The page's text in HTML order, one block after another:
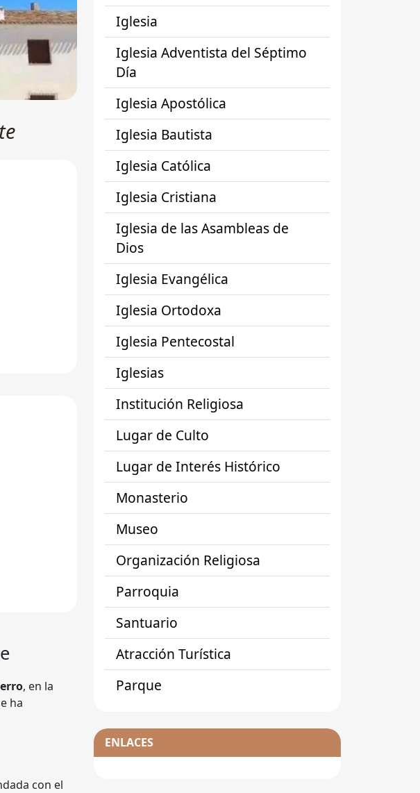
, en la
ha
con el
Iglesia
Iglesia Adventista del Séptimo
Día
Iglesia Apostólica
Iglesia Bautista
Iglesia Católica
Iglesia Cristiana
Iglesia de las Asambleas de
Dios
Iglesia Evangélica
Iglesia Ortodoxa
Iglesia Pentecostal
Iglesias
Institución Religiosa
Lugar de Culto
Lugar de Interés Histórico
Monasterio
Museo
Organización Religiosa
Parroquia
Santuario
Atracción Turística
Parque
ENLACES